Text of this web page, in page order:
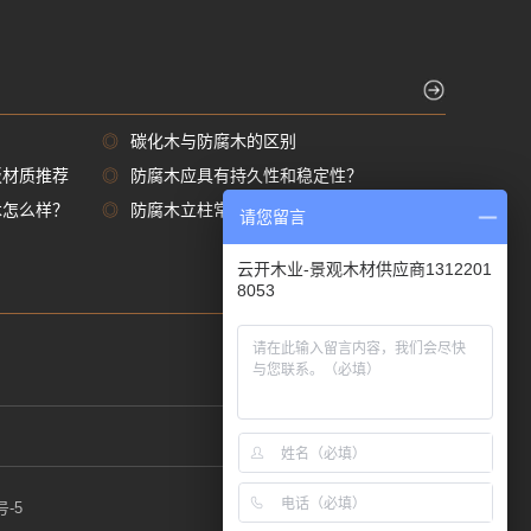
◎
碳化木与防腐木的区别
质推荐
◎
防腐木应具有持久性和稳定性？
么样？
◎ 防腐木立柱常用尺寸规格都有那些
-5
请您留言
云开木业-景观木材供应商1312201
8053